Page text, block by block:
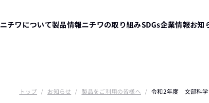
ニチワについて製品情報ニチワの取り組みSDGs企業情報お知
トップ / お知らせ / 製品をご利用の皆様へ / 令和2年度 文部科学